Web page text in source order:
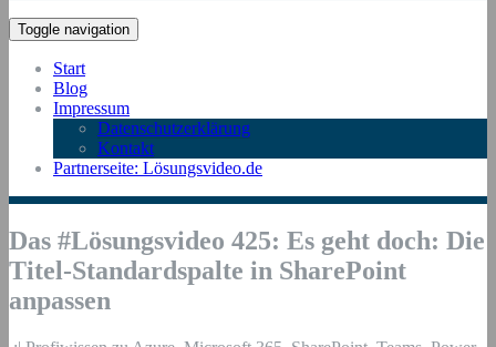
Toggle navigation
Start
Blog
Impressum
Datenschutzerklärung
Kontakt
Partnerseite: Lösungsvideo.de
Das #Lösungsvideo 425: Es geht doch: Die
Titel-Standardspalte in SharePoint
anpassen